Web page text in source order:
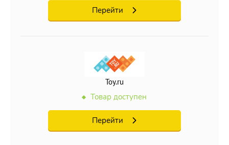
Перейти
Toy.ru
Товар доступен
Перейти